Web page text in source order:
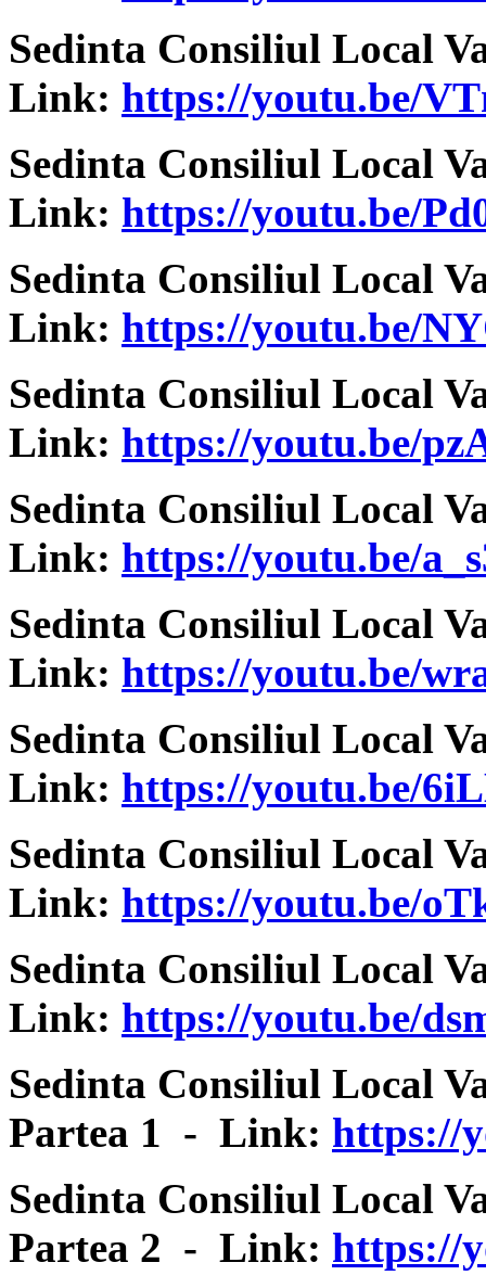
Sedinta Consiliul Local
Link: https://youtu.be/
Sedinta Consiliul Local
Link: https://youtu.be/
Sedinta Consiliul Local
Link: https://youtu.be/
Sedinta Consiliul Local
Link: https://youtu.be/
Sedinta Consiliul Local
Link: https://youtu.be/
Sedinta Consiliul Local
Link: https://youtu.be/
Sedinta Consiliul Local
Link: https://youtu.be/
Sedinta Consiliul Local
Link: https://youtu.be/
Sedinta Consiliul Local
Link: https://youtu.be/
Sedinta Consiliul Local
Partea 1 - Link: https://
Sedinta Consiliul Local
Partea 2 - Link: https://